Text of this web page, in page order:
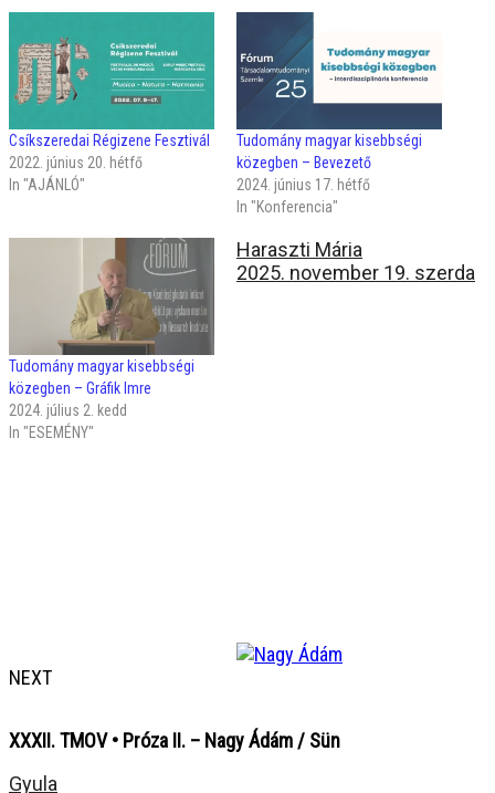
Csíkszeredai Régizene Fesztivál
2022. június 20. hétfő
In "AJÁNLÓ"
Tudomány magyar kisebbségi
közegben – Bevezető
2024. június 17. hétfő
In "Konferencia"
Tudomány magyar kisebbségi
közegben – Gráfik Imre
2024. július 2. kedd
In "ESEMÉNY"
Haraszti Mária
2025. november 19. szerda
NEXT
XXXII. TMOV • Próza II. – Nagy Ádám / Sün
Gyula